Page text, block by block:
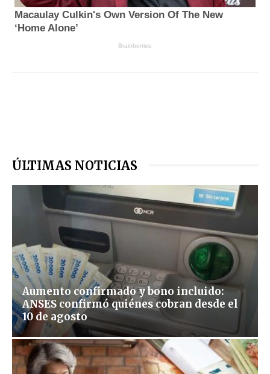
ÚLTIMAS NOTICIAS
Aumento confirmado y bono incluido:
ANSES confirmó quiénes cobran desde el
10 de agosto